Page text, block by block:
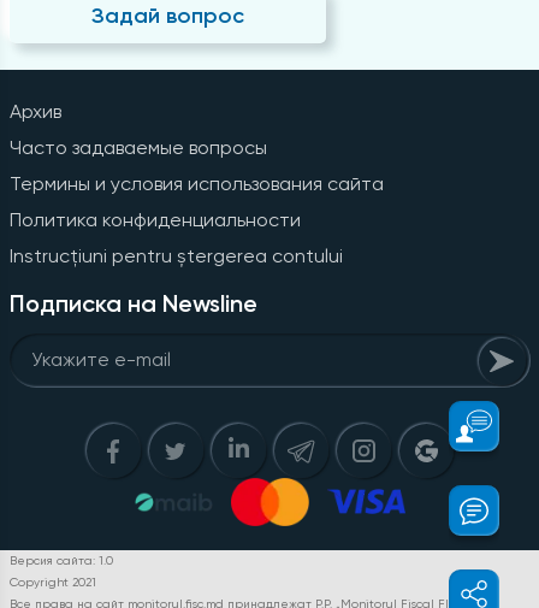
Задай вопрос
Архив
Часто задаваемые вопросы
Термины и условия использования сайта
Политика конфиденциальности
Instrucțiuni pentru ștergerea contului
Подписка на Newsline
Версия сайта: 1.0
Copyright 2021
Все права на сайт monitorul.fisc.md принадлежат P.P. „Monitorul Fiscal FISC.MD”.